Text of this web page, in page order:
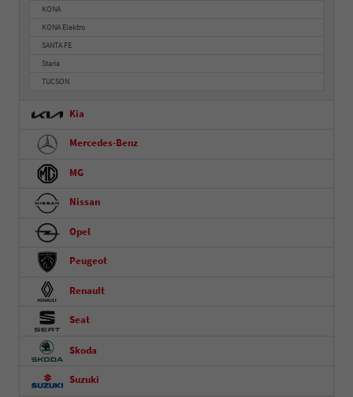
KONA
KONA Elektro
SANTA FE
Staria
TUCSON
Kia
Mercedes-Benz
MG
Nissan
Opel
Peugeot
Renault
Seat
Skoda
Suzuki